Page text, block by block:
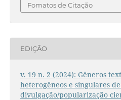
Fomatos de Citação
EDIÇÃO
v. 19 n. 2 (2024): Gêneros
heterogêneos e singulares
divulgação/popularização